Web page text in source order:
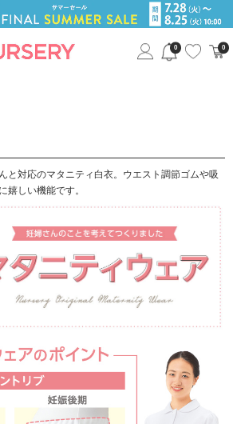
0 0
と対応のマタニティ白衣。ウエスト調節ゴムや吸
嬉しい機能です。